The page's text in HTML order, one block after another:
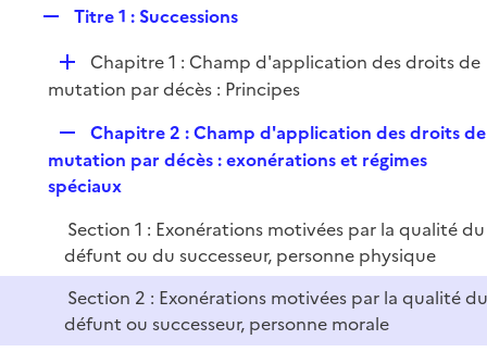
l
r
p
l
r
Titre 1 : Successions
D
é
i
e
Chapitre 1 : Champ d'application des droits de
mutation par décès : Principes
e
p
i
e
Chapitre 2 : Champ d'application des droits de
mutation par décès : exonérations et régimes
spéciaux
Section 1 : Exonérations motivées par la qualité du
défunt ou du successeur, personne physique
Section 2 : Exonérations motivées par la qualité
défunt ou successeur, personne morale